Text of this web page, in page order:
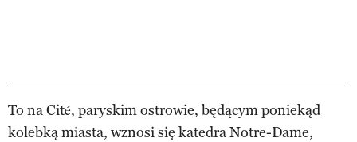
To na Cité, paryskim ostrowie, będącym poniekąd
kolebką miasta, wznosi się katedra Notre-Dame,